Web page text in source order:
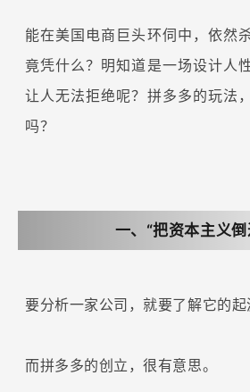
能在美国电商巨头环伺中，依然
竟凭什么？明知道是一场设计人
让人无法拒绝呢？拼多多的玩法
吗？
一、“把资本主义倒
要分析一家公司，就要了解它的起
而拼多多的创立，很有意思。